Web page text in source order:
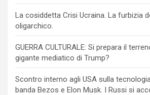
La cosiddetta Crisi Ucraina. La furbizia
oligarchico.
GUERRA CULTURALE: Si prepara il
gigante mediatico di Trump?
Scontro interno agli USA sulla
banda Bezos e Elon Musk. I Russi si